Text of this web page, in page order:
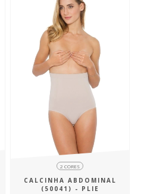
2 CORES
CALCINHA ABDOMINAL
(50041) - PLIE